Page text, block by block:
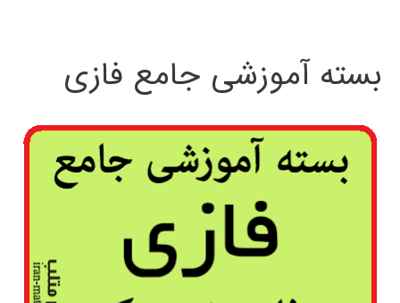
بسته آموزشی جامع فازی